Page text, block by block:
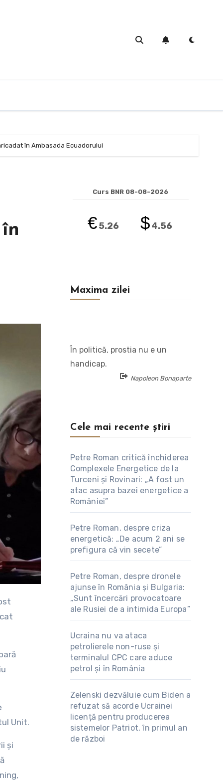
în Ambasada Ecuadorului
Unit.
şi
Curs BNR 08-08-2026
€5.26 $4.56
Maxima zilei
În politică, prostia nu e un
handicap.
Napoleon Bonaparte
Cele mai recente știri
Petre Roman critică închiderea
Complexele Energetice de la
Turceni și Rovinari: „A fost un
atac asupra bazei energetice a
României”
Petre Roman, despre criza
energetică: „De acum 2 ani se
prefigura că vin secete”
Petre Roman, despre dronele
ajunse în România și Bulgaria:
„Sunt încercări provocatoare
ale Rusiei de a intimida Europa”
Ucraina nu va ataca
petrolierele non-ruse și
terminalul CPC care aduce
petrol și în România
Zelenski dezvăluie cum Biden a
refuzat să acorde Ucrainei
licență pentru producerea
sistemelor Patriot, în primul an
de război